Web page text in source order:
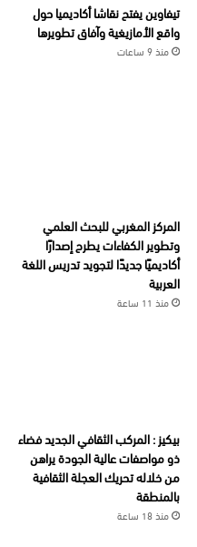
تيفاوين يفتح نقاشا أكاديميا حول
واقع الأمازيغية وآفاق تطويرها
منذ 9 ساعات
المركز المغربي للبحث العلمي
وتطوير الكفاءات يطرح إصدارًا
أكاديميًا جديدًا لتجويد تدريس اللغة
العربية
منذ 11 ساعة
بيكيز : المركب الثقافي الجديد فضاء
ذو مواصفات عالية الجودة يراهن
من خلاله تحريك العجلة الثقافية
بالمنطقة
منذ 18 ساعة